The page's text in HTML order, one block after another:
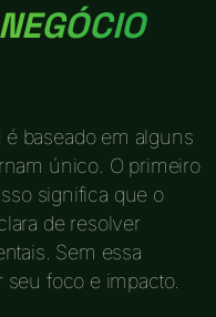
é baseado em alguns
único. O primeiro
significa que o
de resolver
Sem essa
foco e impacto.